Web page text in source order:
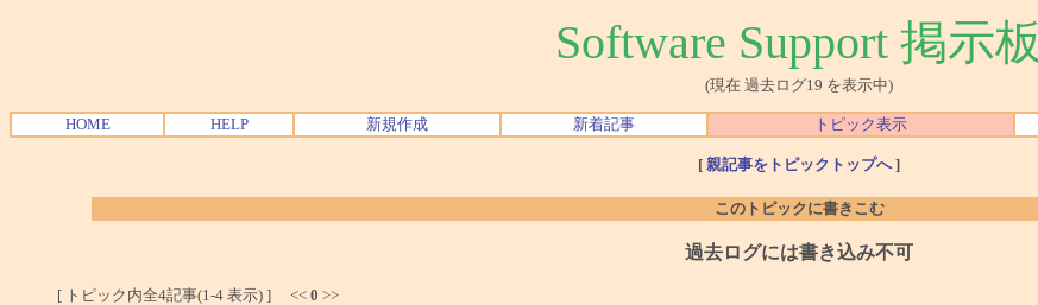
Software Support 掲示板
(現在 過去ログ19 を表示中)
HOME HELP 新規作成 新着記事 トピック表示
[ 親記事をトピックトップへ]
このトピックに書きこむ
過去ログには書き込み不可
[ トピック内全4記事(1-4 表示) ] << 0 >>